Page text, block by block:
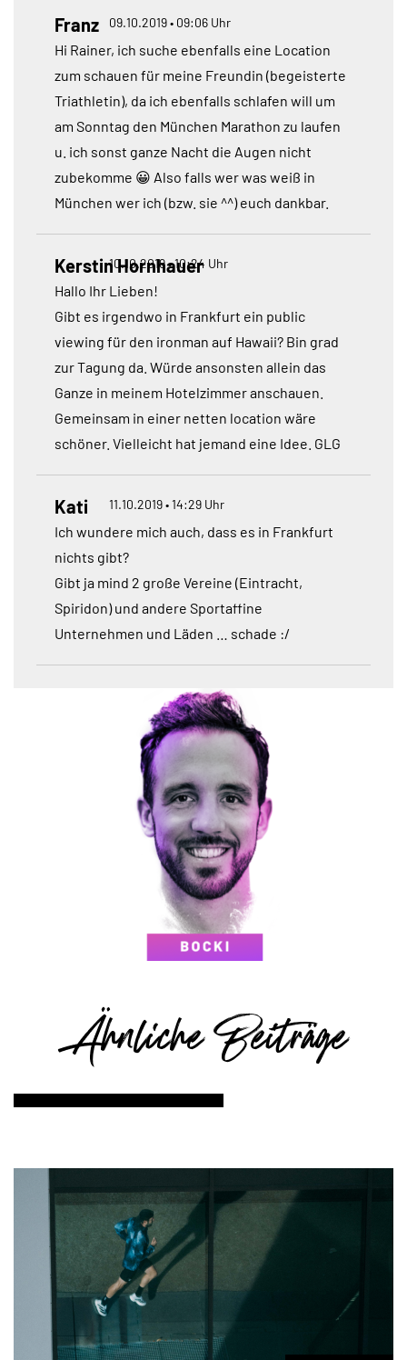
Franz 09.10.2019 • 09:06 Uhr
Hi Rainer, ich suche ebenfalls eine Location
zum schauen für meine Freundin (begeisterte
Triathletin), da ich ebenfalls schlafen will um
am Sonntag den München Marathon zu laufen
u. ich sonst ganze Nacht die Augen nicht
zubekomme 😀 Also falls wer was weiß in
München wer ich (bzw. sie ^^) euch dankbar.
Kerstin Hornhauer
10.10.2019 • 10:24 Uhr
Hallo Ihr Lieben!
Gibt es irgendwo in Frankfurt ein public
viewing für den ironman auf Hawaii? Bin grad
zur Tagung da. Würde ansonsten allein das
Ganze in meinem Hotelzimmer anschauen.
Gemeinsam in einer netten location wäre
schöner. Vielleicht hat jemand eine Idee. GLG
Kati 11.10.2019 • 14:29 Uhr
Ich wundere mich auch, dass es in Frankfurt
nichts gibt?
Gibt ja mind 2 große Vereine (Eintracht,
Spiridon) und andere Sportaffine
Unternehmen und Läden … schade :/
Ähnliche Beiträge